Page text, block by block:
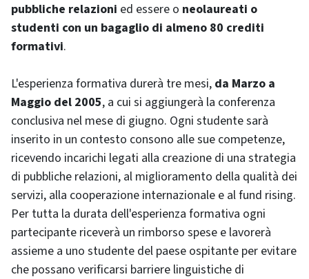
pubbliche relazioni ed essere o neolaureati o
studenti con un bagaglio di almeno 80 crediti
formativi.
L'esperienza formativa durerà tre mesi, da Marzo a
Maggio del 2005, a cui si aggiungerà la conferenza
conclusiva nel mese di giugno. Ogni studente sarà
inserito in un contesto consono alle sue competenze,
ricevendo incarichi legati alla creazione di una strategia
di pubbliche relazioni, al miglioramento della qualità dei
servizi, alla cooperazione internazionale e alfund rising.
Per tutta la durata dell'esperienza formativa ogni
partecipante riceverà un rimborso spese e lavorerà
assieme a uno studente del paese ospitante per evitare
che possano verificarsi barriere linguistiche di